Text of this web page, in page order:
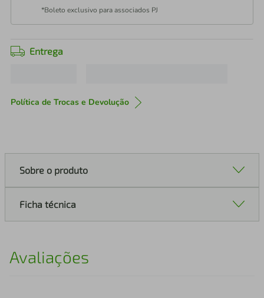
*Boleto exclusivo para associados PJ
Entrega
Política de Trocas e Devolução
Sobre o produto
Ficha técnica
Avaliações